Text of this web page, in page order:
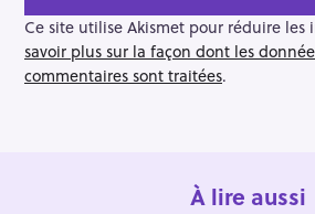
g
a
t
i
Ce site utilise Akismet pour réduire les
savoir plus sur la façon dont les
commentaires sont traitées.
À lire aussi